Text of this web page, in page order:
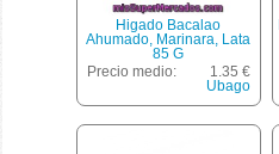
Higado Bacalao
Ahumado, Marinara, Lata
85 G
Precio medio:
1.35 €
Ubago